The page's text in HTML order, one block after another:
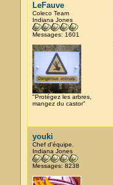
LeFauve
Coleco Team
Indiana Jones
Messages: 1601
"Protégez les arbres,
mangez du castor"
youki
Chef d'équipe.
Indiana Jones
Messages: 8238